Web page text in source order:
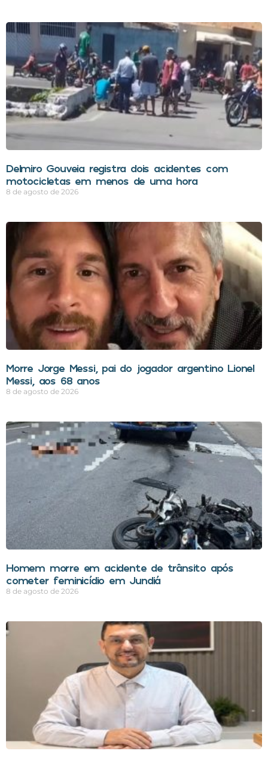
Delmiro Gouveia registra dois acidentes com
motocicletas em menos de uma hora
8 de agosto de 2026
Morre Jorge Messi, pai do jogador argentino Lionel
Messi, aos 68 anos
8 de agosto de 2026
Homem morre em acidente de trânsito após
cometer feminicídio em Jundiá
8 de agosto de 2026